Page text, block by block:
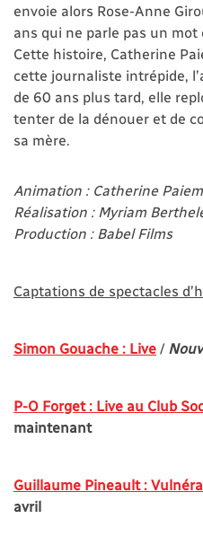
envoie alors Rose-Anne
ans qui ne parle pas un mot
Cette histoire, Catherine
cette journaliste intrépide,
de 60 ans plus tard, elle
tenter de la dénouer et de
sa mère.
Animation : Catherine
Réalisation : Myriam
Production : Babel Films
Captations de spectacles
Simon Gouache : Live /
P-O Forget : Live au Club
maintenant
Guillaume Pineault :
avril